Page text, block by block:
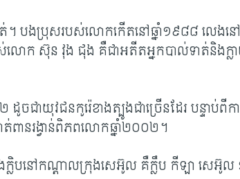
។ បងប្រុសរបស់លោកកើត​នៅ​ឆ្នាំ១៩៨៨ លេងន
លោក ស៊ុន វុង ជុង គឺជាអតីតអ្នកបាល់ទាត់និងក្ល
ាយុវជនកូរ៉េខាងត្បូង​ជា​ច្រើន​ដែរ បន្ទាប់ពីកា
ពាន​រង្វាន់ពិភពលោកឆ្នាំ២០០២។
លិបនៅកណ្តាលក្រុងសេអ៊ូល គឺ​ក្លឹប កីឡា សេអ៊ូល